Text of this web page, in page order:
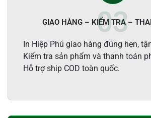
GIAO HÀNG – KIỂM TRA –
In Hiệp Phú giao hàng đúng hẹn,
Kiểm tra sản phẩm và thanh toán
Hỗ trợ ship COD toàn quốc.